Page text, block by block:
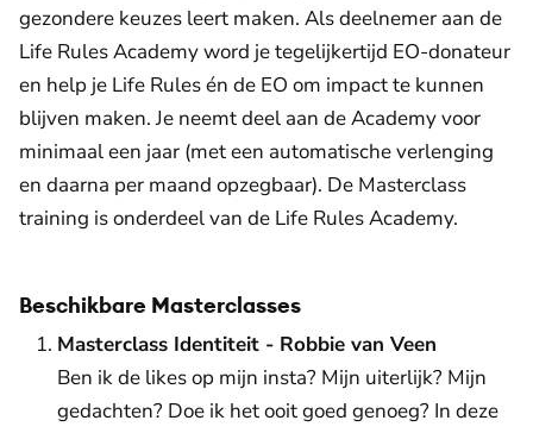
gezondere keuzes leert maken. Als deelnemer aan de
Life Rules Academy word je tegelijkertijd EO-donateur
en help je Life Rules én de EO om impact te kunnen
blijven maken. Je neemt deel aan de Academy voor
minimaal een jaar (met een automatische verlenging
en daarna per maand opzegbaar). De Masterclass
training is onderdeel van de Life Rules Academy.
Beschikbare Masterclasses
Masterclass Identiteit - Robbie van Veen
Ben ik de likes op mijn insta? Mijn uiterlijk? Mijn
gedachten? Doe ik het ooit goed genoeg? In deze